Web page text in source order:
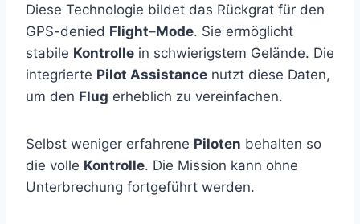
Diese Technologie bildet das Rückgrat für den
GPS-denied Flight–Mode. Sie ermöglicht
stabile Kontrolle in schwierigstem Gelände. Die
integrierte Pilot Assistance nutzt diese Daten,
um den Flug erheblich zu vereinfachen.
Selbst weniger erfahrene Piloten behalten so
die volle Kontrolle. Die Mission kann ohne
Unterbrechung fortgeführt werden.